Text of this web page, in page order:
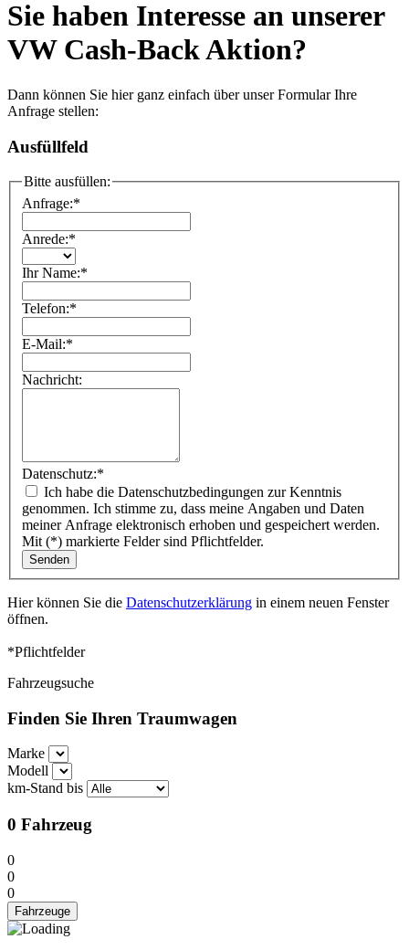
Sie haben Interesse an unserer
VW Cash-Back Aktion?
Dann können Sie hier ganz einfach über unser Formular Ihre
Anfrage stellen:
Ausfüllfeld
Bitte ausfüllen:
Anfrage:*
Anrede:*
Ihr Name:*
Telefon:*
E-Mail:*
Nachricht:
Datenschutz:*
genommen. Ich stimme zu, dass meine Angaben und Daten
meiner Anfrage elektronisch erhoben und gespeichert werden.
Mit (*) markierte Felder sind Pflichtfelder.
Hier können Sie die Datenschutzerklärung in einem neuen Fenster
öffnen.
*Pflichtfelder
Fahrzeugsuche
Finden Sie Ihren Traumwagen
Marke
Modell
km-Stand bis
0 Fahrzeug
0
0
0
Fahrzeuge